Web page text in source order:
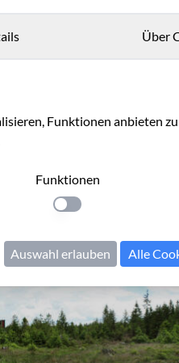
Über
Funktionen anbieten
Funktionen
Einstellung anwenden
Auswahl erlauben Alle